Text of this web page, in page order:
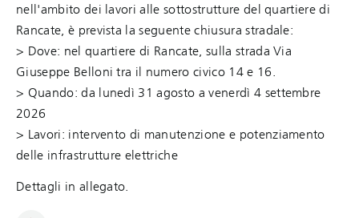
nell'ambito dei lavori alle sottostrutture del quartiere di
Rancate, è prevista la seguente chiusura stradale:
> Dove: nel quartiere di Rancate, sulla strada Via
Giuseppe Belloni tra il numero civico 14 e 16.
> Quando: da lunedì 31 agosto a venerdì 4 settembre
2026
> Lavori: intervento di manutenzione e potenziamento
delle infrastrutture elettriche
Dettagli in allegato.